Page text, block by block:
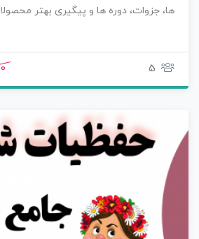
ها، جزوات، دوره ها و پیگیری بهتر
5